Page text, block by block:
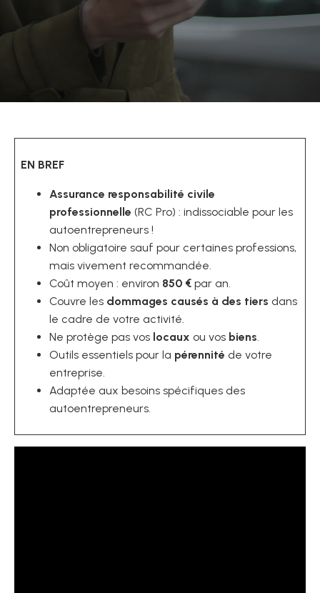
EN BREF
Assurance responsabilité civile
professionnelle (RC Pro) : indissociable pour les
autoentrepreneurs !
Non obligatoire sauf pour certaines professions,
mais vivement recommandée.
Coût moyen : environ 850 € par an.
Couvre les dommages causés à des tiers dans
le cadre de votre activité.
Ne protège pas vos locaux ou vos biens.
Outils essentiels pour la pérennité de votre
entreprise.
Adaptée aux besoins spécifiques des
autoentrepreneurs.